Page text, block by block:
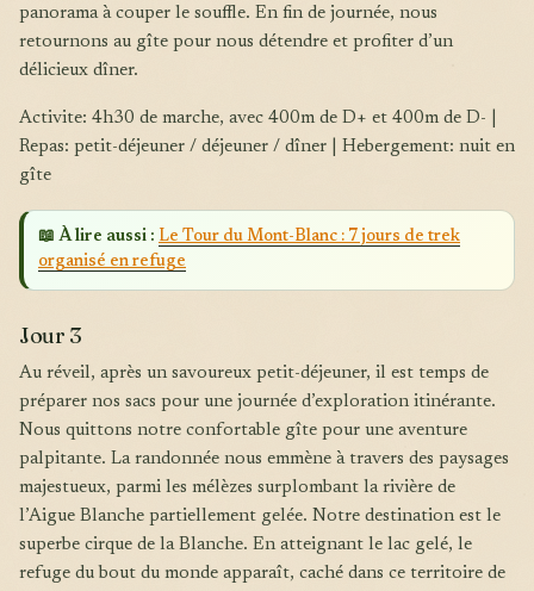
panorama à couper le souffle. En fin de journée, nous
retournons au gîte pour nous détendre et profiter d’un
délicieux dîner.
Activite: 4h30 de marche, avec 400m de D+ et 400m de D- |
Repas: petit-déjeuner / déjeuner / dîner | Hebergement: nuit en
gîte
📖 À lire aussi : Le Tour du Mont-Blanc : 7 jours de trek
organisé en refuge
Jour 3
Au réveil, après un savoureux petit-déjeuner, il est temps de
préparer nos sacs pour une journée d’exploration itinérante.
Nous quittons notre confortable gîte pour une aventure
palpitante. La randonnée nous emmène à travers des paysages
majestueux, parmi les mélèzes surplombant la rivière de
l’Aigue Blanche partiellement gelée. Notre destination est le
superbe cirque de la Blanche. En atteignant le lac gelé, le
refuge du bout du monde apparaît, caché dans ce territoire de